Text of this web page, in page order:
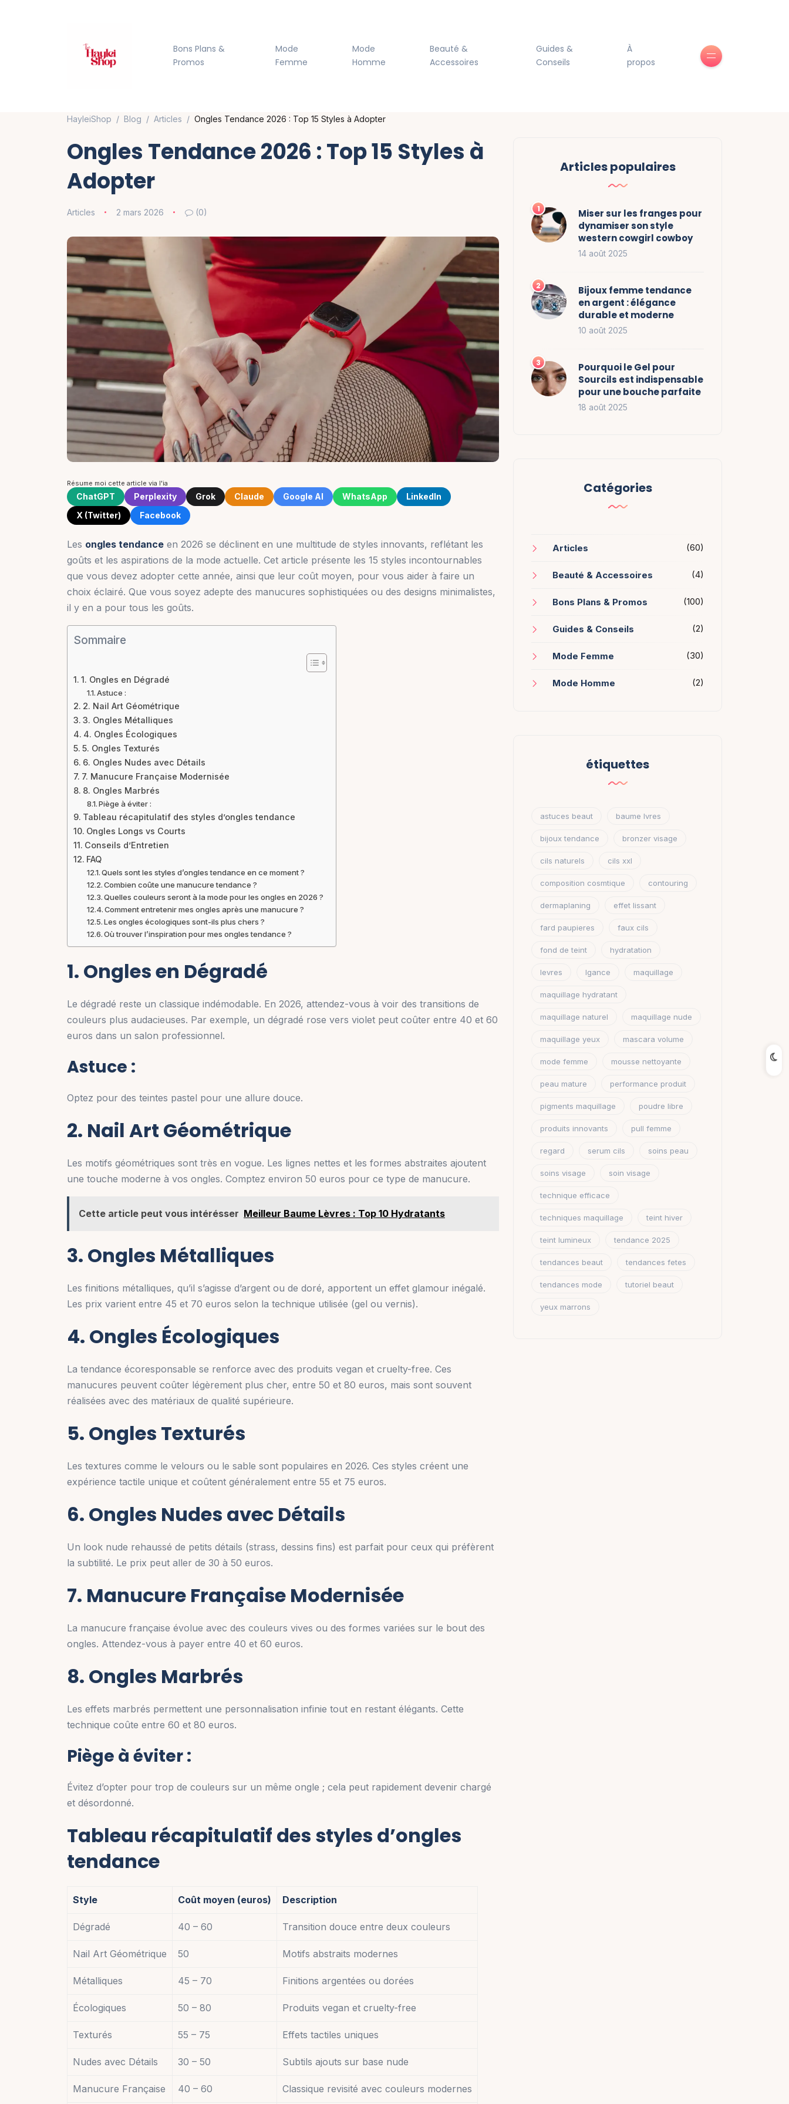
Bons Plans &
Promos
Mode
Femme
Mode
Homme
Beauté &
Accessoires
Guides &
Conseils
À
propos
HayleiShop Blog Articles Ongles Tendance 2026 : Top 15 Styles à Adopter
Ongles Tendance 2026 : Top 15 Styles à
Adopter
Articles 2 mars 2026 (0)
Résume moi cette article via l'ia
ChatGPT Perplexity Grok Claude Google AI WhatsApp
LinkedIn
X (Twitter)
Facebook
Les ongles tendance en 2026 se déclinent en une multitude de styles innovants, reflétant les
goûts et les aspirations de la mode actuelle. Cet article présente les 15 styles incontournables
que vous devez adopter cette année, ainsi que leur coût moyen, pour vous aider à faire un
choix éclairé. Que vous soyez adepte des manucures sophistiquées ou des designs minimalistes,
il y en a pour tous les goûts.
Sommaire
1. Ongles en Dégradé
Astuce :
2. Nail Art Géométrique
3. Ongles Métalliques
4. Ongles Écologiques
5. Ongles Texturés
6. Ongles Nudes avec Détails
7. Manucure Française Modernisée
8. Ongles Marbrés
Piège à éviter :
Tableau récapitulatif des styles d’ongles tendance
Ongles Longs vs Courts
Conseils d’Entretien
FAQ
Quels sont les styles d’ongles tendance en ce moment ?
Combien coûte une manucure tendance ?
Quelles couleurs seront à la mode pour les ongles en 2026 ?
Comment entretenir mes ongles après une manucure ?
Les ongles écologiques sont-ils plus chers ?
Où trouver l’inspiration pour mes ongles tendance ?
1. Ongles en Dégradé
Le dégradé reste un classique indémodable. En 2026, attendez-vous à voir des transitions de
couleurs plus audacieuses. Par exemple, un dégradé rose vers violet peut coûter entre 40 et 60
euros dans un salon professionnel.
Astuce :
Optez pour des teintes pastel pour une allure douce.
2. Nail Art Géométrique
Les motifs géométriques sont très en vogue. Les lignes nettes et les formes abstraites ajoutent
une touche moderne à vos ongles. Comptez environ 50 euros pour ce type de manucure.
Cette article peut vous intérésser Meilleur Baume Lèvres : Top 10 Hydratants
3. Ongles Métalliques
Les finitions métalliques, qu’il s’agisse d’argent ou de doré, apportent un effet glamour inégalé.
Les prix varient entre 45 et 70 euros selon la technique utilisée (gel ou vernis).
4. Ongles Écologiques
La tendance écoresponsable se renforce avec des produits vegan et cruelty-free. Ces
manucures peuvent coûter légèrement plus cher, entre 50 et 80 euros, mais sont souvent
réalisées avec des matériaux de qualité supérieure.
5. Ongles Texturés
Les textures comme le velours ou le sable sont populaires en 2026. Ces styles créent une
expérience tactile unique et coûtent généralement entre 55 et 75 euros.
6. Ongles Nudes avec Détails
Un look nude rehaussé de petits détails (strass, dessins fins) est parfait pour ceux qui préfèrent
la subtilité. Le prix peut aller de 30 à 50 euros.
7. Manucure Française Modernisée
La manucure française évolue avec des couleurs vives ou des formes variées sur le bout des
ongles. Attendez-vous à payer entre 40 et 60 euros.
8. Ongles Marbrés
Les effets marbrés permettent une personnalisation infinie tout en restant élégants. Cette
technique coûte entre 60 et 80 euros.
Piège à éviter :
Évitez d’opter pour trop de couleurs sur un même ongle ; cela peut rapidement devenir chargé
et désordonné.
Tableau récapitulatif des styles d’ongles
tendance
Style Coût moyen (euros) Description
Dégradé 40 – 60 Transition douce entre deux couleurs
Nail Art Géométrique 50 Motifs abstraits modernes
Métalliques 45 – 70 Finitions argentées ou dorées
Écologiques 50 – 80 Produits vegan et cruelty-free
Texturés 55 – 75 Effets tactiles uniques
Nudes avec Détails 30 – 50 Subtils ajouts sur base nude
Manucure Française 40 – 60 Classique revisité avec couleurs modernes
Articles populaires
Miser sur les franges pour
dynamiser son style
western cowgirl cowboy
14 août 2025
Bijoux femme tendance
en argent : élégance
durable et moderne
10 août 2025
Pourquoi le Gel pour
Sourcils est indispensable
pour une bouche parfaite
18 août 2025
Catégories
Articles (60)
Beauté & Accessoires (4)
Bons Plans & Promos (100)
Guides & Conseils (2)
Mode Femme (30)
Mode Homme (2)
étiquettes
astuces beaut baume lvres
bijoux tendance bronzer visage
cils naturels cils xxl
composition cosmtique contouring
dermaplaning effet lissant
fard paupieres faux cils
fond de teint hydratation
levres lgance maquillage
maquillage hydratant
maquillage naturel maquillage nude
maquillage yeux mascara volume
mode femme mousse nettoyante
peau mature performance produit
pigments maquillage poudre libre
produits innovants pull femme
regard serum cils soins peau
soins visage soin visage
technique efficace
techniques maquillage teint hiver
teint lumineux tendance 2025
tendances beaut tendances fetes
tendances mode tutoriel beaut
yeux marrons